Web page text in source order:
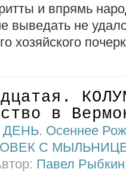
и впрямь
выведать не
хозяйского
в
Осеннее
С
Павел Рыбкин